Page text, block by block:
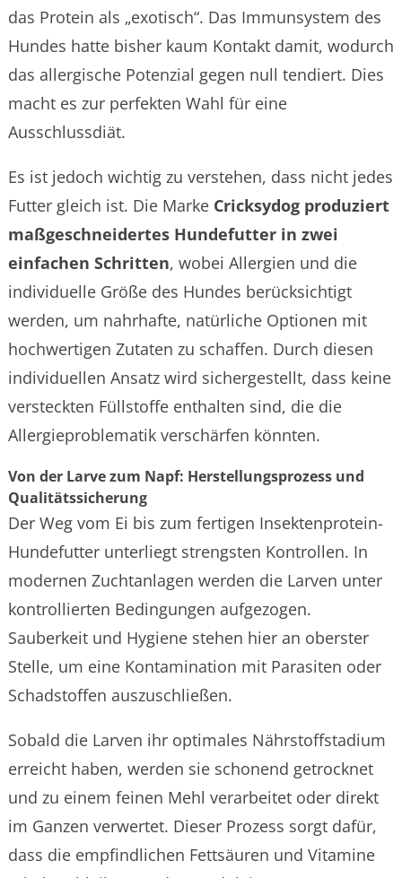
das Protein als „exotisch“. Das Immunsystem des
Hundes hatte bisher kaum Kontakt damit, wodurch
das allergische Potenzial gegen null tendiert. Dies
macht es zur perfekten Wahl für eine
Ausschlussdiät.
Es ist jedoch wichtig zu verstehen, dass nicht jedes
Futter gleich ist. Die Marke Cricksydog produziert
maßgeschneidertes Hundefutter in zwei
einfachen Schritten, wobei Allergien und die
individuelle Größe des Hundes berücksichtigt
werden, um nahrhafte, natürliche Optionen mit
hochwertigen Zutaten zu schaffen. Durch diesen
individuellen Ansatz wird sichergestellt, dass keine
versteckten Füllstoffe enthalten sind, die die
Allergieproblematik verschärfen könnten.
Von der Larve zum Napf: Herstellungsprozess und
Qualitätssicherung
Der Weg vom Ei bis zum fertigen Insektenprotein-
Hundefutter unterliegt strengsten Kontrollen. In
modernen Zuchtanlagen werden die Larven unter
kontrollierten Bedingungen aufgezogen.
Sauberkeit und Hygiene stehen hier an oberster
Stelle, um eine Kontamination mit Parasiten oder
Schadstoffen auszuschließen.
Sobald die Larven ihr optimales Nährstoffstadium
erreicht haben, werden sie schonend getrocknet
und zu einem feinen Mehl verarbeitet oder direkt
im Ganzen verwertet. Dieser Prozess sorgt dafür,
dass die empfindlichen Fettsäuren und Vitamine